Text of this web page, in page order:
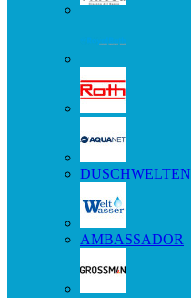
DUSCHWELTEN
AMBASSADOR